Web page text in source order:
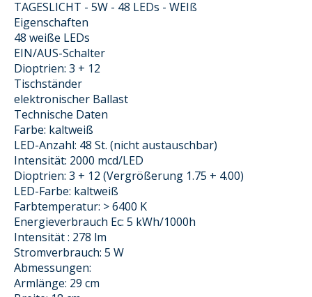
TAGESLICHT - 5W - 48 LEDs - WEIß
Eigenschaften
48 weiße LEDs
EIN/AUS-Schalter
Dioptrien: 3 + 12
Tischständer
elektronischer Ballast
Technische Daten
Farbe: kaltweiß
LED-Anzahl: 48 St. (nicht austauschbar)
Intensität: 2000 mcd/LED
Dioptrien: 3 + 12 (Vergrößerung 1.75 + 4.00)
LED-Farbe: kaltweiß
Farbtemperatur: > 6400 K
Energieverbrauch Ec: 5 kWh/1000h
Intensität : 278 lm
Stromverbrauch: 5 W
Abmessungen:
Armlänge: 29 cm